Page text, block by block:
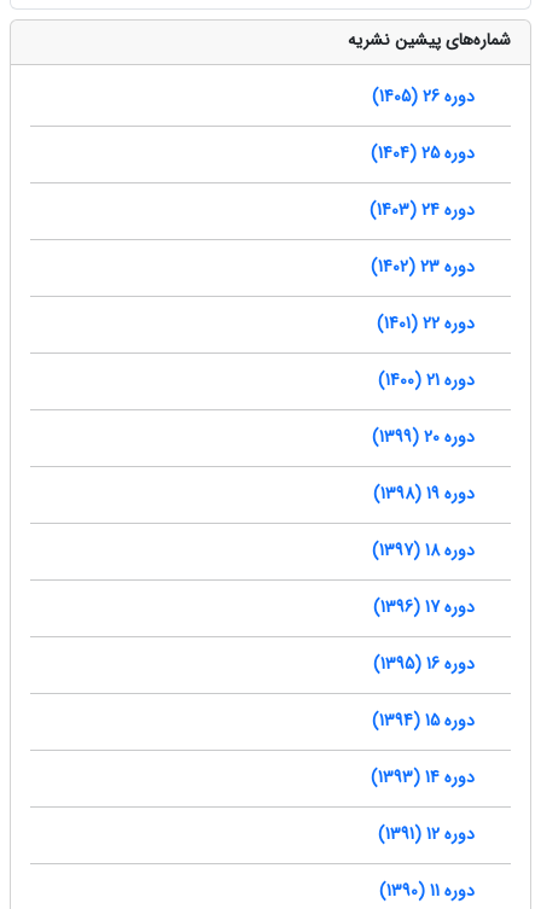
شماره‌های پیشین نشریه
دوره 26 (1405)
دوره 25 (1404)
دوره 24 (1403)
دوره 23 (1402)
دوره 22 (1401)
دوره 21 (1400)
دوره 20 (1399)
دوره 19 (1398)
دوره 18 (1397)
دوره 17 (1396)
دوره 16 (1395)
دوره 15 (1394)
دوره 14 (1393)
دوره 12 (1391)
دوره 11 (1390)